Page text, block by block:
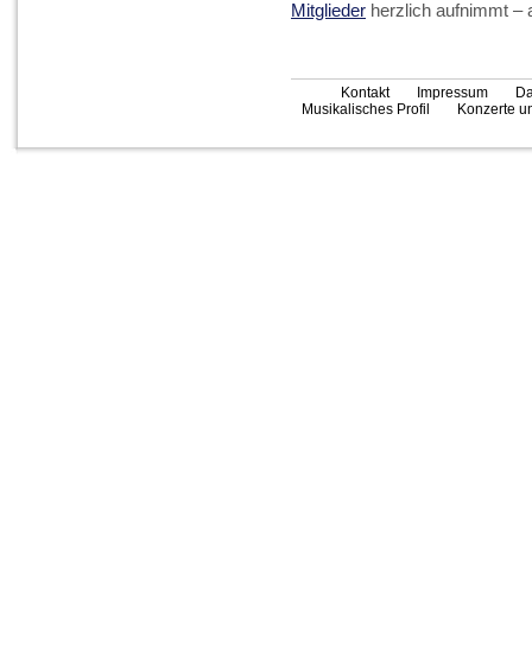
Mitglieder herzlich aufnimmt –
Kontakt Impressum
Musikalisches Profil
Konzerte